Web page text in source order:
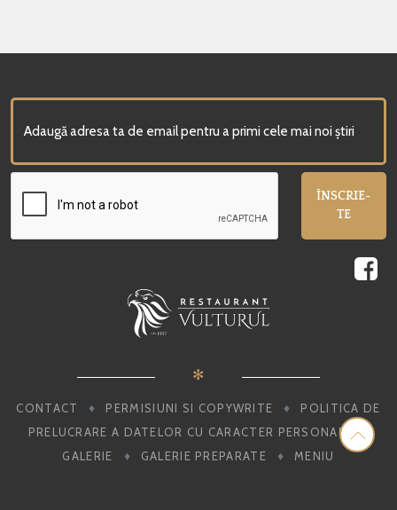
ÎNSCRIE-
TE
✻
CONTACT ♦ PERMISIUNI SI COPYWRITE ♦
POLITICA DE
PRELUCRARE A DATELOR CU CARACTER PERSONAL
♦
GALERIE ♦ GALERIE PREPARATE ♦ MENIU